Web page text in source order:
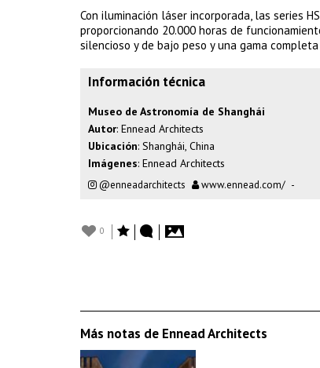
Con iluminación láser incorporada, las series
proporcionando 20.000 horas de
silencioso y de bajo peso y una gama
Información técnica
Museo de Astronomía de Shanghái
Autor: Ennead Architects
Ubicación: Shanghái, China
Imágenes: Ennead Architects
@enneadarchitects www.ennead.com/ -
0
Más notas de Ennead Architects